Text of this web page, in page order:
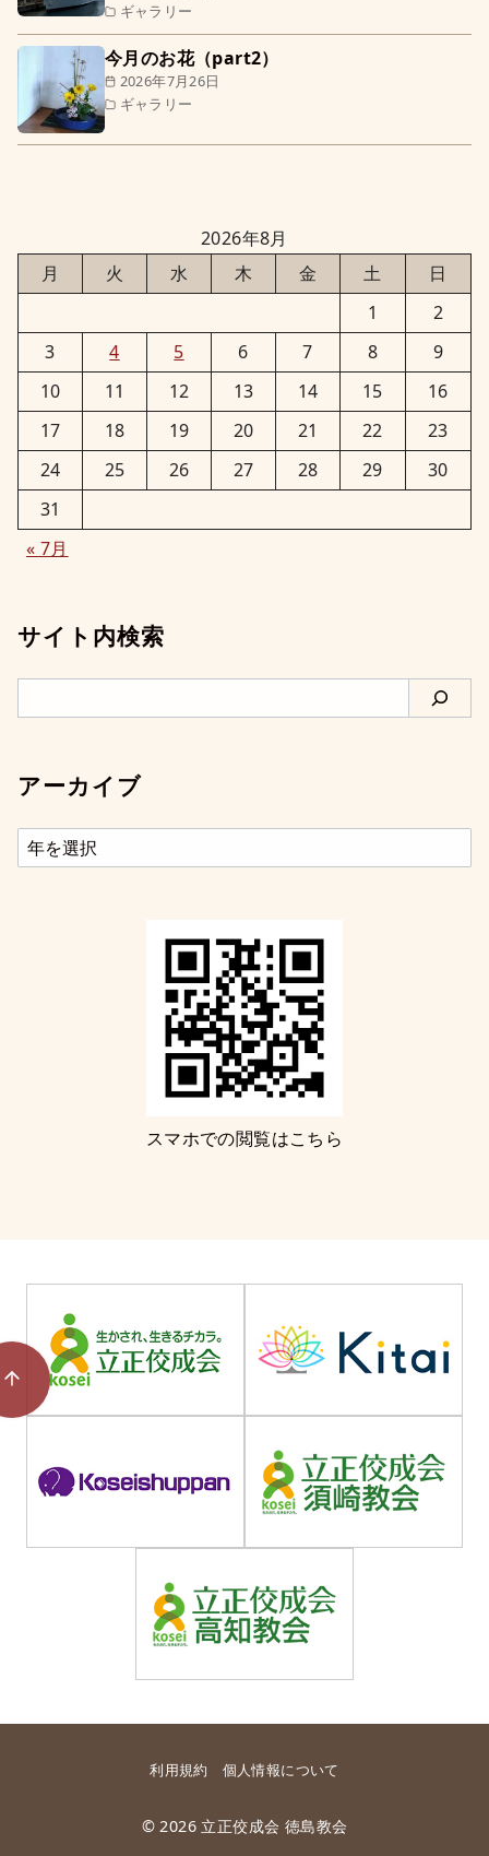
ギャラリー
2026年7月26日
ギャラリー
今月のお花（part2）
2026年8月
月
火 水 木 金 土
日
1
2
3
4 5 6 7 8
9
10
11 12 13 14 15
16
17
18 19 20 21 22
23
24
25 26 27 28 29
30
31
« 7月
サイト内検索
索
アーカイブ
スマホでの閲覧はこちら
利用規約 個人情報について
© 2026 立正佼成会 徳島教会